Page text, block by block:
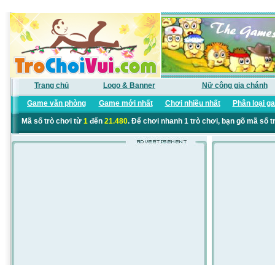
Trang chủ Logo & Banner Nữ công gia chánh
Game văn phòng Game mới nhất Chơi nhiều nhất Phân loại
Mã số trò chơi từ 1đến 21.480. Để chơi nhanh 1 trò chơi, bạn gõ mã số